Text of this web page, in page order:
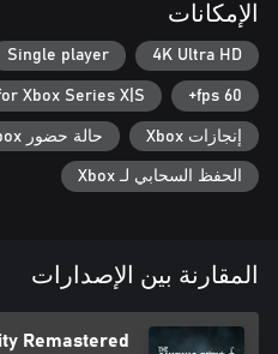
الإمكانات
4K Ultra HD
Single player
60 fps+
Xbox Series X|S
إنجازات Xbox حالة حضور Xbox
الحفظ السحابي لـ Xbox
المقارنة بين الإصدارات
Remastered